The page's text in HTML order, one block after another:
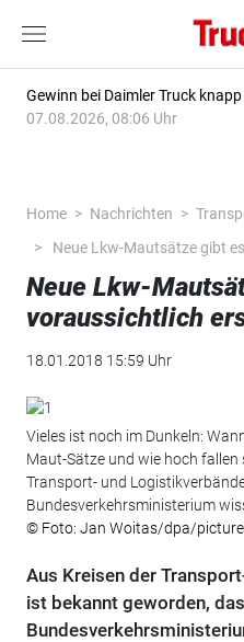
Gewinn bei Daimler Truck
07.08.2026, 08:06 Uhr
Home Nachrichten
Neue Lkw-Mautsätze gibt
Neue Lkw-
voraussichtlich
18.01.2018 15:59 Uhr
Vieles ist noch im Dunkeln:
Maut-Sätze und wie hoch fallen
Transport- und
Bundesverkehrsministerium
© Foto: Jan Woitas/dpa/
Aus Kreisen der
ist bekannt geworden,